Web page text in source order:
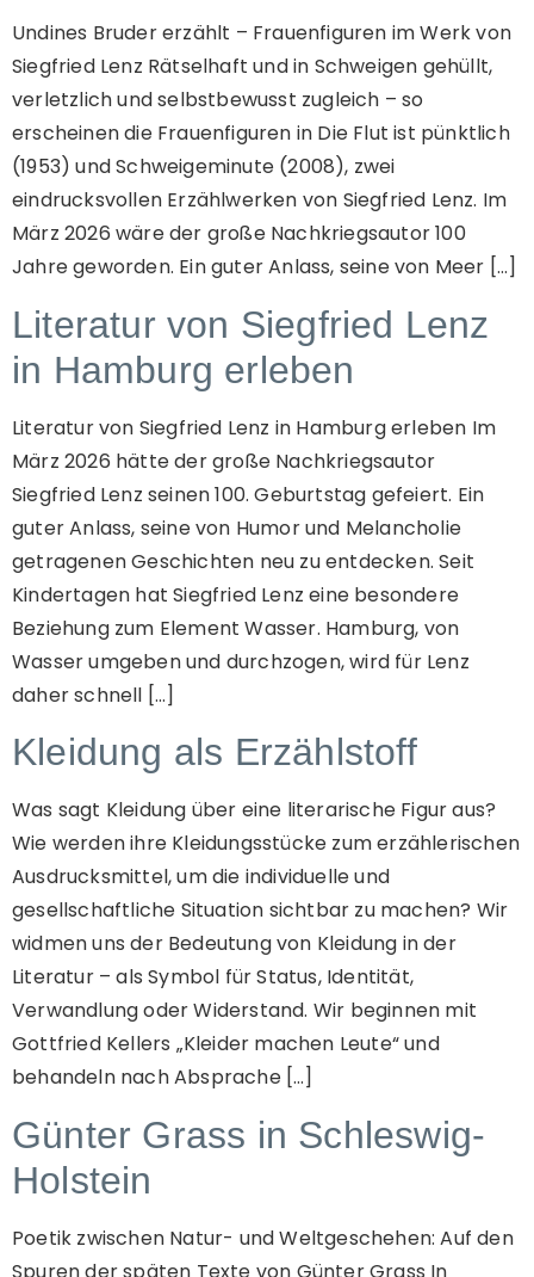
Undines Bruder erzählt – Frauenfiguren im Werk von
Siegfried Lenz Rätselhaft und in Schweigen gehüllt,
verletzlich und selbstbewusst zugleich – so
erscheinen die Frauenfiguren in Die Flut ist pünktlich
(1953) und Schweigeminute (2008), zwei
eindrucksvollen Erzählwerken von Siegfried Lenz. Im
März 2026 wäre der große Nachkriegsautor 100
Jahre geworden. Ein guter Anlass, seine von Meer […]
Literatur von Siegfried Lenz
in Hamburg erleben
Literatur von Siegfried Lenz in Hamburg erleben Im
März 2026 hätte der große Nachkriegsautor
Siegfried Lenz seinen 100. Geburtstag gefeiert. Ein
guter Anlass, seine von Humor und Melancholie
getragenen Geschichten neu zu entdecken. Seit
Kindertagen hat Siegfried Lenz eine besondere
Beziehung zum Element Wasser. Hamburg, von
Wasser umgeben und durchzogen, wird für Lenz
daher schnell […]
Kleidung als Erzählstoff
Was sagt Kleidung über eine literarische Figur aus?
Wie werden ihre Kleidungsstücke zum erzählerischen
Ausdrucksmittel, um die individuelle und
gesellschaftliche Situation sichtbar zu machen? Wir
widmen uns der Bedeutung von Kleidung in der
Literatur – als Symbol für Status, Identität,
Verwandlung oder Widerstand. Wir beginnen mit
Gottfried Kellers „Kleider machen Leute“ und
behandeln nach Absprache […]
Günter Grass in Schleswig-
Holstein
Poetik zwischen Natur- und Weltgeschehen: Auf den
Spuren der späten Texte von Günter Grass In